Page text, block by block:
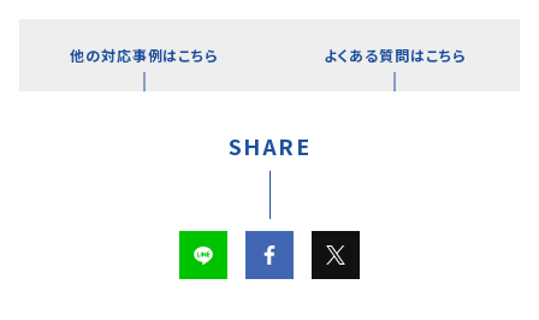
他の対応事例はこちら よくある質問はこちら
SHARE